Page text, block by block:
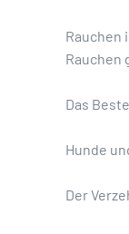
Rauchen
Rauchen
Das
Hunde
Der